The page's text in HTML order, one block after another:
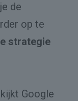
de
op te
strategie
Google